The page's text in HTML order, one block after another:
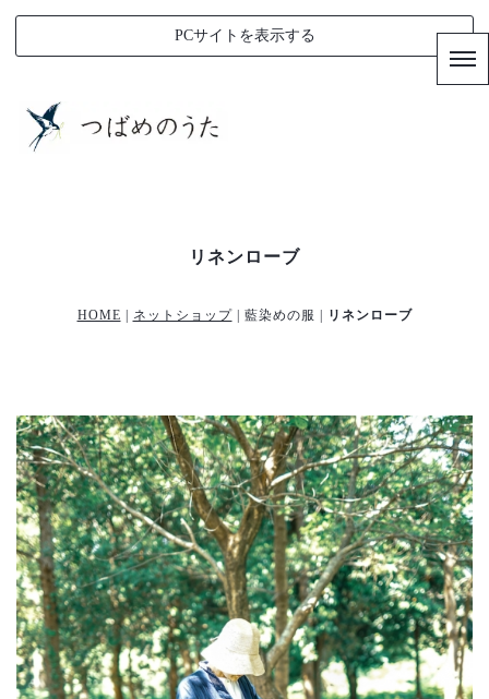
PCサイトを表示する
リネンローブ
HOME | ネットショップ| 藍染めの服 | リネンローブ